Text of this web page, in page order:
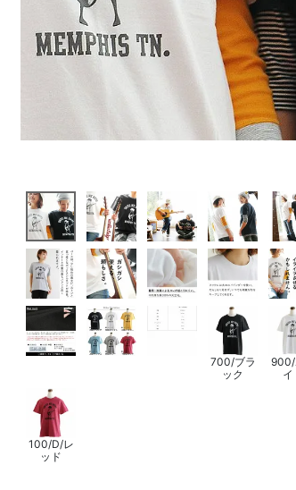
700/ブラ
ック
900/
イ
100/D/レ
ッド